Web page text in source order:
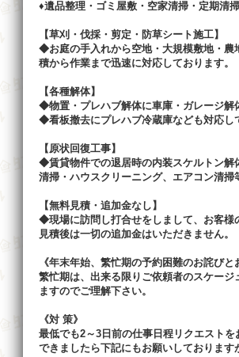
♦遺品整理・ゴミ屋敷・空家清掃・定期清
【草刈・伐採・剪定・防草シート施工】
◆お庭の手入れから空地・大規模敷地・農
積から作業まで迅速に対応しております。
【各種解体】
◆物置・プレハブ解体に車庫・ガレージ解
◆看板撤去にプレハブ冷蔵庫なども対応し
【原状回復工事】
◆賃貸物件での退居時の内装スケルトン解
清掃・ハウスクリーニング、エアコン清
【無料見積・追加金なし】
◆現場に訪問し打合せをしまして、お客様
見積後は一切の追加金はいただきません。
《年末年始、繁忙期の予約困難のお詫びと
繁忙期は、出来る限りご依頼者のスケー
ますのでご理解下さい。
《対 策》
最低でも2～3日前の仕事日程リクエストを
できましたら下記にもお願いしております